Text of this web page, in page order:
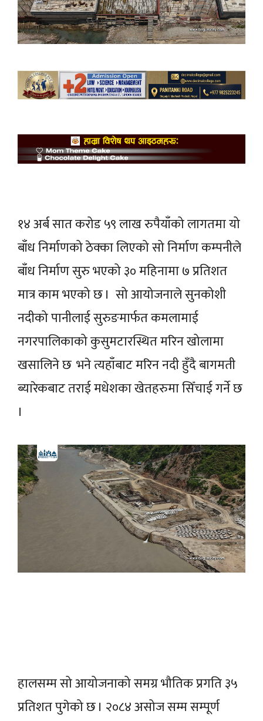
१४ अर्ब सात करोड ५९ लाख रुपैयाँको लागतमा यो
बाँध निर्माणको ठेक्का लिएको सो निर्माण कम्पनीले
बाँध निर्माण सुरु भएको ३० महिनामा ७ प्रतिशत
मात्र काम भएको छ । सो आयोजनाले सुनकोशी
नदीको पानीलाई सुरुङमार्फत कमलामाई
नगरपालिकाको कुसुमटारस्थित मरिन खोलामा
खसालिने छ भने त्यहाँबाट मरिन नदी हुँदै बागमती
ब्यारेकबाट तराई मधेशका खेतहरुमा सिँचाई गर्ने छ
।
हालसम्म सो आयोजनाको समग्र भौतिक प्रगति ३५
प्रतिशत पुगेको छ । २०८४ असोज सम्म सम्पूर्ण